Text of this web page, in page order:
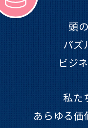
頭
パズ
ビジ
私た
あらゆる価